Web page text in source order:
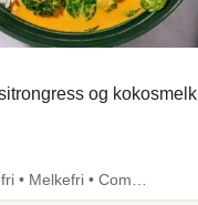
og kokosmelk